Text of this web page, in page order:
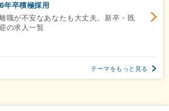
卒積極採用
職が不安なあなたも大丈夫。新卒・既
の求人一覧
テーマをもっと見る